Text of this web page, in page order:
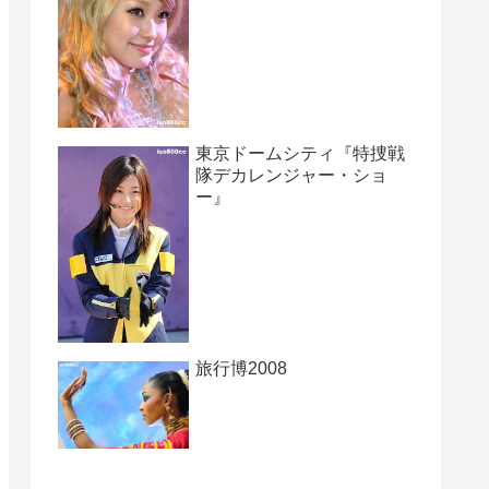
東京ドームシティ『特捜戦
隊デカレンジャー・ショ
ー』
旅行博2008